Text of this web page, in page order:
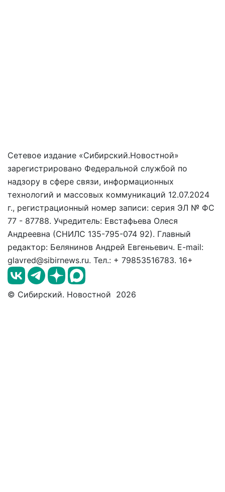
Сетевое издание «Сибирский.Новостной»
зарегистрировано Федеральной службой по
надзору в сфере связи, информационных
технологий и массовых коммуникаций 12.07.2024
г., регистрационный номер записи: серия ЭЛ № ФС
77 - 87788. Учредитель: Евстафьева Олеся
Андреевна (СНИЛС 135-795-074 92). Главный
редактор: Белянинов Андрей Евгеньевич. E-mail:
glavred@sibirnews.ru. Тел.: + 79853516783. 16+
© Сибирский. Новостной 2026